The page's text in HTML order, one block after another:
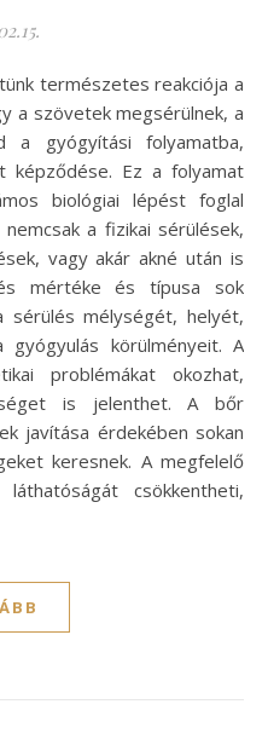
a szövetek megsérülnek, a
a gyógyítási folyamatba,
képződése. Ez a folyamat
biológiai lépést foglal
a fizikai sérülések,
vagy akár akné után is
mértéke és típusa sok
mélységét, helyét,
körülményeit. A
problémákat okozhat,
is jelenthet. A bőr
javítása érdekében sokan
keresnek. A megfelelő
csökkentheti,